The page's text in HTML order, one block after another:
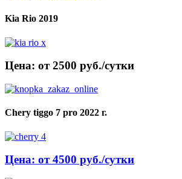
Kia Rio 2019
Цена: от 2500 руб./сутки
Chery tiggo 7 pro 2022 г.
Цена: от 4500 руб./сутки